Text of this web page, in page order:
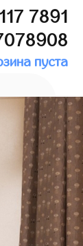
7891
пуста